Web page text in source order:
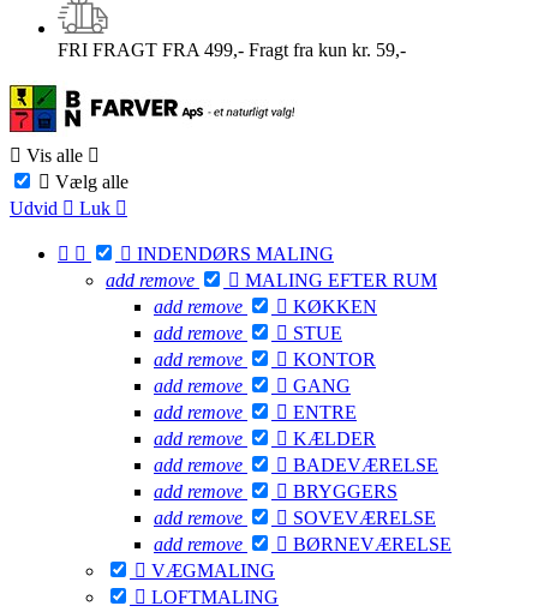
FRI FRAGT FRA 499,- Fragt fra kun kr. 59,-
 Vis alle 
 Vælg alle
Udvid  Luk 
   INDENDØRS MALING
add remove  MALING EFTER RUM
add remove  KØKKEN
add remove  STUE
add remove  KONTOR
add remove  GANG
add remove  ENTRE
add remove  KÆLDER
add remove  BADEVÆRELSE
add remove  BRYGGERS
add remove  SOVEVÆRELSE
add remove  BØRNEVÆRELSE
 VÆGMALING
 LOFTMALING